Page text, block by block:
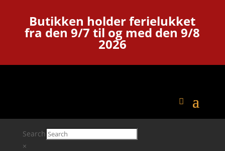
Butikken holder ferielukket
fra den 9/7 til og med den 9/8
2026
Search
×